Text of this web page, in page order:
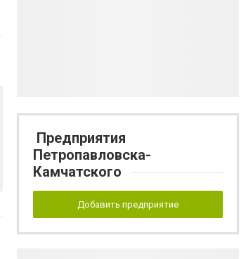
Предприятия
Петропавловска-
Камчатского
Добавить предприятие